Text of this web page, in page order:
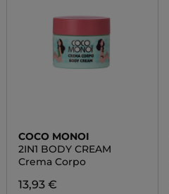
COCO MONOI
2IN1 BODY CREAM
Crema Corpo
13,93 €